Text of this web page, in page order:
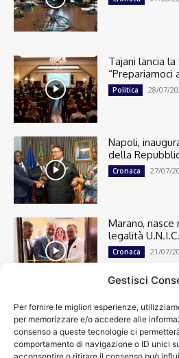
Gestisci
Per fornire le migliori esperienze,
per memorizzare e/o accedere alle
consenso a queste tecnologie ci
comportamento di navigazione o ID unici
Tajani lancia
“Prepariamoci
Politica 28/07/
Napoli,
della
Cronaca 27/07/
Marano,
legalità
Cronaca 21/07/
Cronaca
Attualità
top